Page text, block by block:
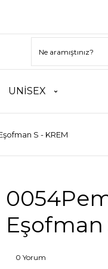
UNİSEX
S - KREM
Eşofman
0 Yorum